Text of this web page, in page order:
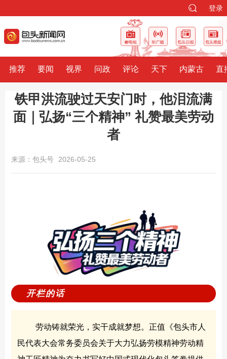
登录
推荐 要闻 视界 问政 评论 天下 内蒙古 直
铁甲洪流驶过天安门时，他泪流满
面｜弘扬“三个精神” 礼赞最美劳动
者
来源：包头号 2026-05-25
开栏的话
劳动铸就荣光，实干成就梦想。正值《包头市人
民代表大会常务委员会关于大力弘扬劳模精神劳动精